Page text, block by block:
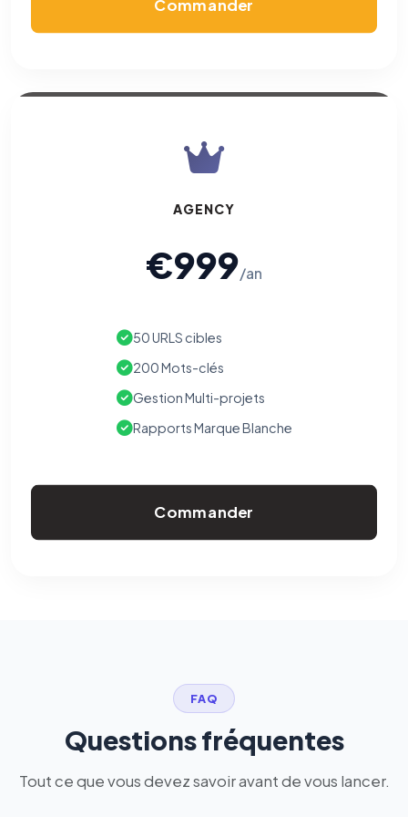
Commander
AGENCY
€999/an
50 URLS cibles
200 Mots-clés
Gestion Multi-projets
Rapports Marque Blanche
Commander
FAQ
Questions fréquentes
Tout ce que vous devez savoir avant de vous lancer.